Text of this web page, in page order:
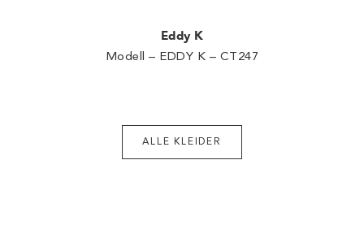
Eddy K
Modell – EDDY K – CT247
ALLE KLEIDER